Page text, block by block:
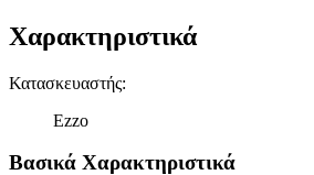
Χαρακτηριστικά
Κατασκευαστής:
Ezzo
Βασικά Χαρακτηριστικά